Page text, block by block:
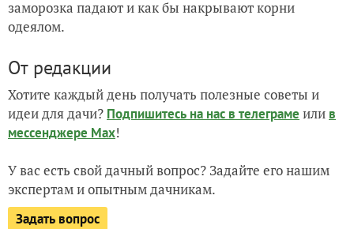
заморозка падают и как бы накрывают корни
одеялом.
От редакции
Хотите каждый день получать полезные советы и
идеи для дачи? Подпишитесь на нас в телеграме или в
мессенджере Max!
У вас есть свой дачный вопрос? Задайте его нашим
экспертам и опытным дачникам.
Задать вопрос